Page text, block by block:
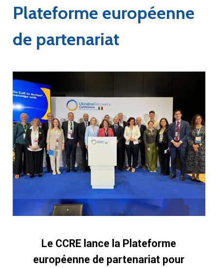
Plateforme européenne
de partenariat
Le CCRE lance la Plateforme
européenne de partenariat pour